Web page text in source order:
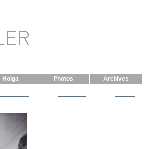
Holga Photos Archives